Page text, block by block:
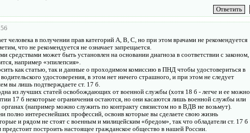
человека в получении прав категорий А, В, С, но при этом врачами не рекомендуется
что не рекомендуется не означает запрещается.
средствами может быть установлен на основании диагноза в соответствии с законом,
например «эпилепсия».
как статью, так и данные о проходимом комиссию в ПНД чтобы удостовериться в
удостоверения, в этом нет ничего страшного, и при этом не следует
вы лишь подтверждаете ст. 17 б.
из лучших статей освобождающих от военной службы (хотя 18 б - легче и ее можно
17 б некоторые ограничения остаются, но они касаются лишь военной службы или
(например можно служить по контракту связистом но в ВДВ не возьмут).
полно интереснейших профессий, освоив которые вы сделаете свою жизнь
и рядом не стоят с военным и милицейским «бредом», так что обладатели ст. 17 б
построить настоящее гражданское общество в нашей России.